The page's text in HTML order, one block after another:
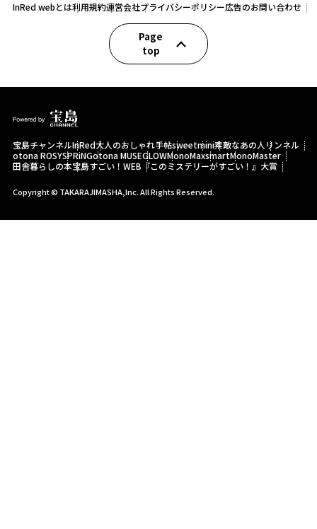
InRed webとは利用規約運営会社プライバシーポリシー広告のお問い合わせ
Page
top
宝島チャンネルInRed大人のおしゃれ手帖sweetmini素敵なあの人 リンネル
otona ROSYSPRiNGotona MUSEGLOWMonoMaxsmartMonoMaster
田舎暮らしの本宝島すごい！WEB 『このミステリーがすごい！』大賞
Copyright © TAKARAJIMASHA,Inc. All Rights Reserved.